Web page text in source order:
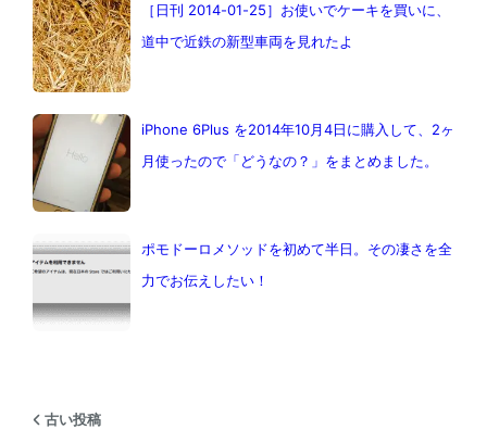
［日刊 2014-01-25］お使いでケーキを買いに、
道中で近鉄の新型車両を見れたよ
iPhone 6Plus を2014年10月4日に購入して、2ヶ
月使ったので「どうなの？」をまとめました。
ポモドーロメソッドを初めて半日。その凄さを全
力でお伝えしたい！
古い投稿